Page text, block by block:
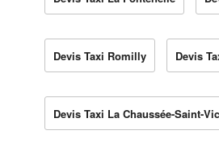
Devis Taxi Romilly Devis
Devis Taxi La Chaussée-Saint-